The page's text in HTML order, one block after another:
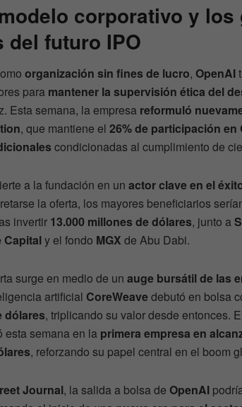
corporativo y los
del futuro IPO
organización sin fines de lucro, OpenAI
para mantener la supervisión ética del
Esta semana, la empresa reformuló
, que mantiene el 26% de participación en
condicionadas al cumplimiento de
a la fundación en un actor clave en el
la oferta, los mayores beneficiarios
invertir 13.000 millones de dólares, junto a
Capitaly el fondo MGX de Abu Dabi.
surge en medio de un auge bursátil de las
artificial CoreWeavedebutó en bolsa
dólares, triplicando su valor desde entonces.
esta semana en la primera empresa en
, reforzando su papel central en el boom
Journal, la salida a bolsa de OpenAI